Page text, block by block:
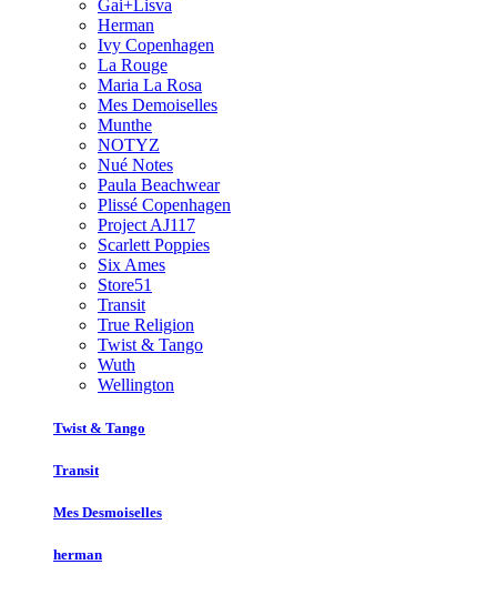
Gai+Lisva
Herman
Ivy Copenhagen
La Rouge
Maria La Rosa
Mes Demoiselles
Munthe
NOTYZ
Nué Notes
Paula Beachwear
Plissé Copenhagen
Project AJ117
Scarlett Poppies
Six Ames
Store51
Transit
True Religion
Twist & Tango
Wuth
Wellington
Twist & Tango
Transit
Mes Desmoiselles
herman